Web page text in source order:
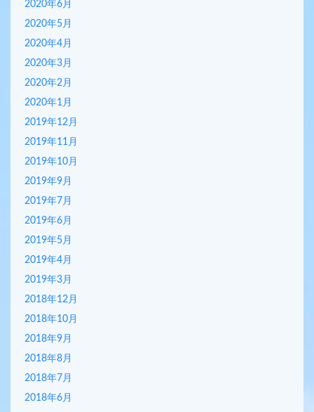
2020年6月
2020年5月
2020年4月
2020年3月
2020年2月
2020年1月
2019年12月
2019年11月
2019年10月
2019年9月
2019年7月
2019年6月
2019年5月
2019年4月
2019年3月
2018年12月
2018年10月
2018年9月
2018年8月
2018年7月
2018年6月